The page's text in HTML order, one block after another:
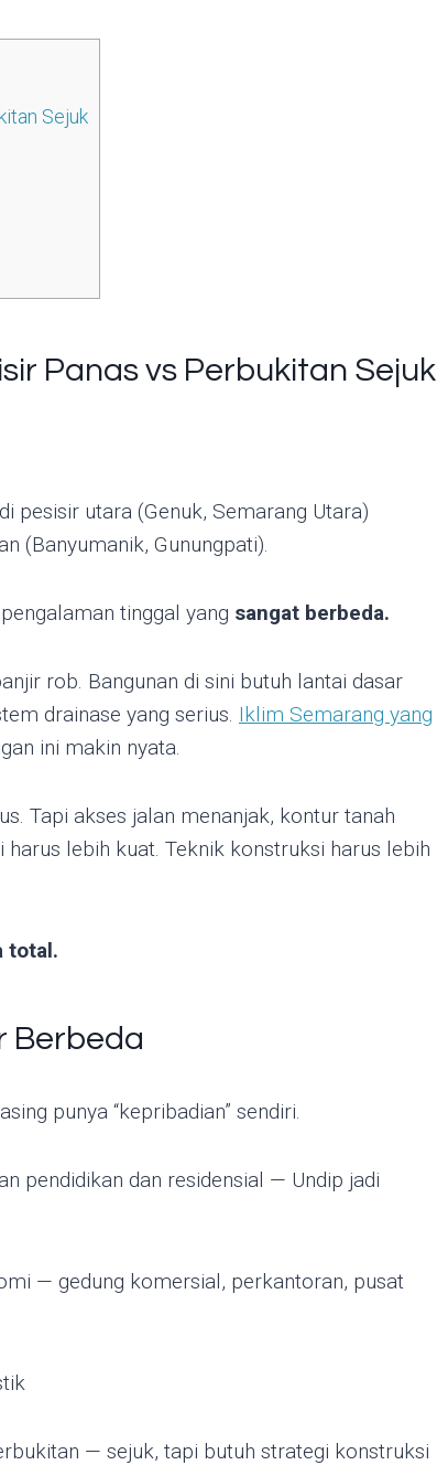
Sejuk
Panas vs Perbukitan Sejuk
di pesisir utara (Genuk, Semarang Utara)
(Banyumanik, Gunungpati).
tinggal yang sangat berbeda.
rob. Bangunan di sini butuh lantai dasar
drainase yang serius. Iklim Semarang yang
ini makin nyata.
Tapi akses jalan menanjak, kontur tanah
lebih kuat. Teknik konstruksi harus lebih
total.
Berbeda
punya “kepribadian” sendiri.
pendidikan dan residensial — Undip jadi
— gedung komersial, perkantoran, pusat
— sejuk, tapi butuh strategi konstruksi